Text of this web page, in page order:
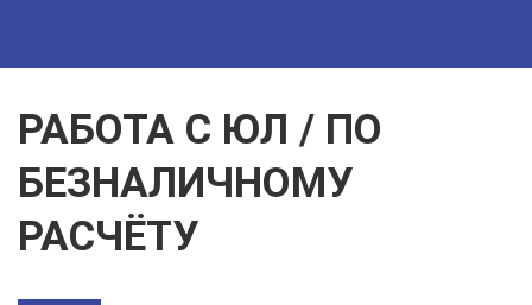
РАБОТА С ЮЛ / ПО
БЕЗНАЛИЧНОМУ
РАСЧЁТУ